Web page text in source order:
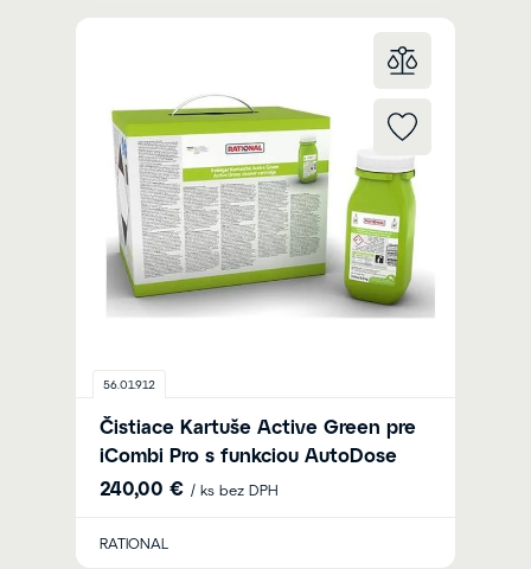
56.01.912
Čistiace Kartuše Active Green pre
iCombi Pro s funkciou AutoDose
240,00 € / ks bez DPH
RATIONAL